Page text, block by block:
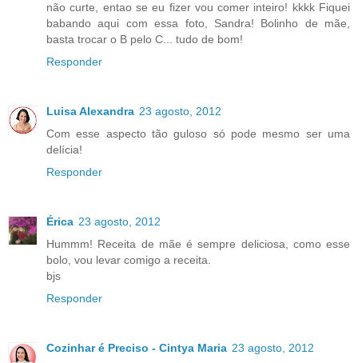
não curte, entao se eu fizer vou comer inteiro! kkkk Fiquei
babando aqui com essa foto, Sandra! Bolinho de mãe,
basta trocar o B pelo C... tudo de bom!
Responder
Luisa Alexandra 23 agosto, 2012
Com esse aspecto tão guloso só pode mesmo ser uma
delícia!
Responder
Érica 23 agosto, 2012
Hummm! Receita de mãe é sempre deliciosa, como esse
bolo, vou levar comigo a receita.
bjs
Responder
Cozinhar é Preciso - Cintya Maria 23 agosto, 2012